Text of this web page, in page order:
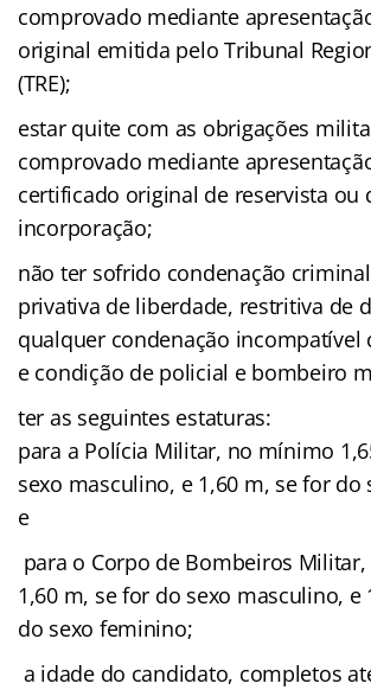
comprovado mediante
original emitida pelo Tribunal
(TRE);
estar quite com as obrigações
comprovado mediante
certificado original de reservista ou
incorporação;
não ter sofrido condenação
privativa de liberdade, restritiva de
qualquer condenação incompatível
e condição de policial e bombeiro
ter as seguintes estaturas:
para a Polícia Militar, no mínimo
sexo masculino, e 1,60 m, se for
e
para o Corpo de Bombeiros
1,60 m, se for do sexo masculino, e
do sexo feminino;
a idade do candidato, completos